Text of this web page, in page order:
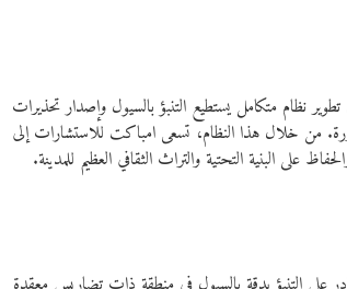
نظام متكامل يستطيع التنبؤ بالسيول وإصدار تحذيرات
من خلال هذا النظام، تسعى امباكت للاستشارات إلى
على البنية التحتية والتراث الثقافي العظيم للمدينة.